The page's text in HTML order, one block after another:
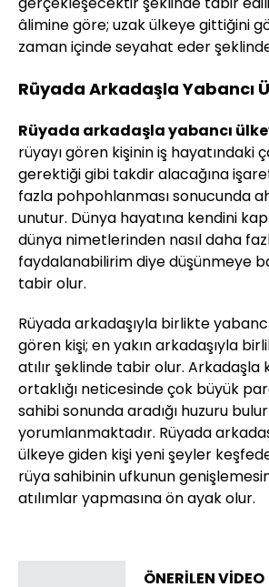
âlimine göre; uzak ülkeye gittiğini
zaman içinde seyahat eder
Rüyada Arkadaşla Yabancı
Rüyada arkadaşla yabancı
rüyayı gören kişinin iş hayatındaki
gerektiği gibi takdir alacağına
fazla pohpohlanması sonucunda
unutur. Dünya hayatına kendini
dünya nimetlerinden nasıl daha
faydalanabilirim diye düşünmeye
tabir olur.
Rüyada arkadaşıyla birlikte
gören kişi; en yakın arkadaşıyla
atılır şeklinde tabir olur. Arkadaşla
ortaklığı neticesinde çok büyük
sahibi sonunda aradığı huzuru
yorumlanmaktadır. Rüyada
ülkeye giden kişi yeni şeyler
rüya sahibinin ufkunun
atılımlar yapmasına ön ayak olur.
ÖNERİLEN VİDEO